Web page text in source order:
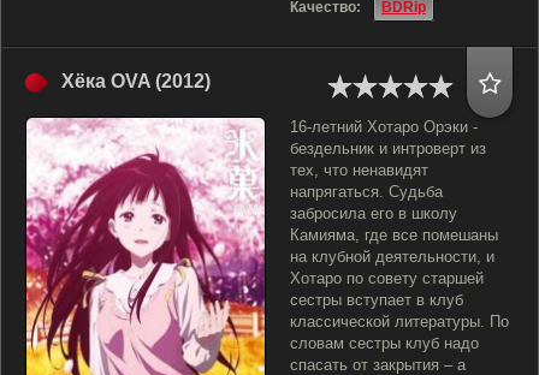
Качество:
BDRip
Хёка OVA (2012)
16-летний Хотаро Орэки -
бездельник и интроверт из
тех, что ненавидят
напрягаться. Судьба
забросила его в школу
Камияма, где все помешаны
на клубной деятельности, и
Хотаро по совету старшей
сестры вступает в клуб
классической литературы. По
словам сестры клуб надо
спасать от закрытия – а